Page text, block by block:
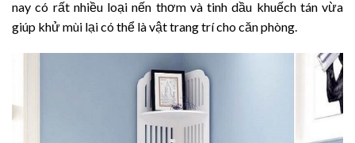
nay có rất nhiều loại nến thơm và tinh dầu khuếch tán vừa
giúp khử mùi lại có thể là vật trang trí cho căn phòng.